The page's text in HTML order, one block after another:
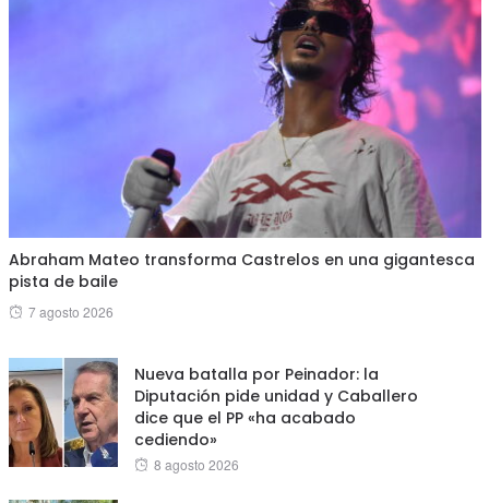
Abraham Mateo transforma Castrelos en una gigantesca
pista de baile
Posted
7 agosto 2026
Nueva batalla por Peinador: la
Diputación pide unidad y Caballero
dice que el PP «ha acabado
cediendo»
Posted
8 agosto 2026